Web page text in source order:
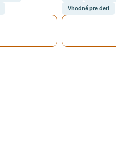
Vhodné pre deti